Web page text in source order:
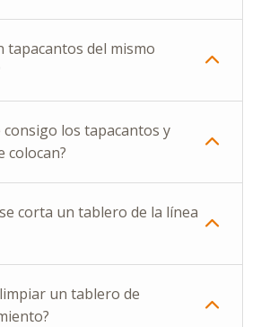
tapacantos del mismo
consigo los tapacantos y
colocan?
corta un tablero de la línea
un tablero de